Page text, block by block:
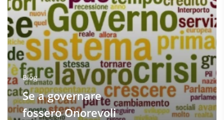
Blog
Se a governare
fossero Onorevoli